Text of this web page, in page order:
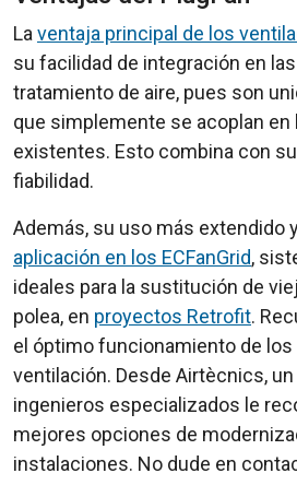
La ventaja principal de los
su facilidad de integración en
tratamiento de aire, pues son
que simplemente se acoplan
existentes. Esto combina con
fiabilidad.
Además, su uso más extendido
aplicación en los ECFanGrid,
ideales para la sustitución de
polea, en proyectos Retrofit.
el óptimo funcionamiento de
ventilación. Desde Airtècnics,
ingenieros especializados le
mejores opciones de
instalaciones. No dude en